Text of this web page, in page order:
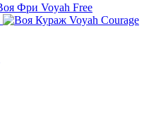
Voyah Free
Voyah Courage